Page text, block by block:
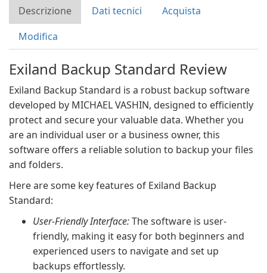
Descrizione Dati tecnici
Acquista
Modifica
Exiland Backup Standard Review
Exiland Backup Standard is a robust backup software
developed by MICHAEL VASHIN, designed to efficiently
protect and secure your valuable data. Whether you
are an individual user or a business owner, this
software offers a reliable solution to backup your files
and folders.
Here are some key features of Exiland Backup
Standard:
User-Friendly Interface:The software is user-
friendly, making it easy for both beginners and
experienced users to navigate and set up
backups effortlessly.